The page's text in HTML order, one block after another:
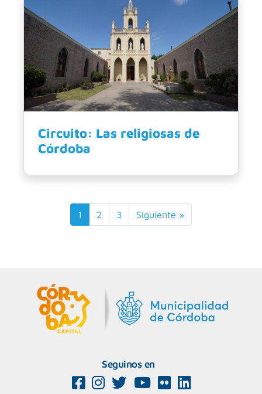
Circuito: Las religiosas de
Córdoba
1 2 3 Siguiente »
Seguinos en